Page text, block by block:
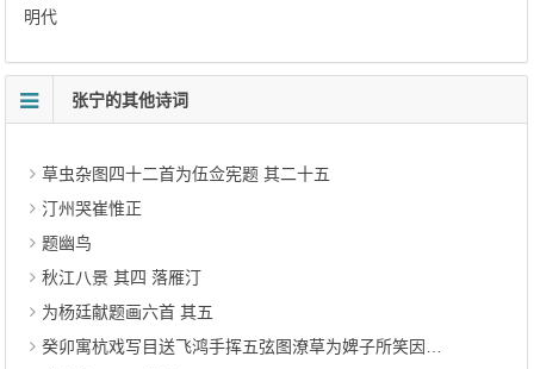
明代
张宁的其他诗词
草虫杂图四十二首为伍佥宪题 其二十五
汀州哭崔惟正
题幽鸟
秋江八景 其四 落雁汀
为杨廷献题画六首 其五
癸卯寓杭戏写目送飞鸿手挥五弦图潦草为婢子所笑因题与女玉祥收为刘氏清话